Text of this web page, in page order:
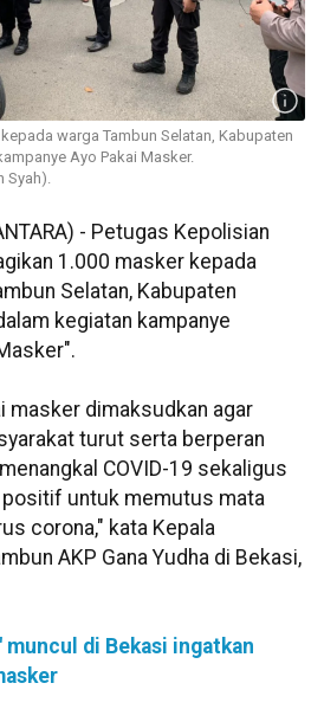
warga Tambun Selatan, Kabupaten
Ayo Pakai Masker.
Syah).
- Petugas Kepolisian
1.000 masker kepada
Selatan, Kabupaten
kegiatan kampanye
masker dimaksudkan agar
turut serta berperan
COVID-19 sekaligus
untuk memutus mata
corona," kata Kepala
AKP Gana Yudha di Bekasi,
muncul di Bekasi ingatkan